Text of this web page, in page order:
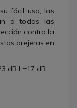
fácil uso, las
a todas las
contra la
orejeras en
dB L=17 dB